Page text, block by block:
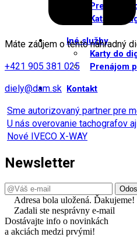
Predaj
Katalóg
Iné služby
Karty do
Prenájom
Kontakt
Máte záujem o tento náhradný
+421 905 381 025
diely@dam.sk
Sme autorizovaný partner pre
U nás overovanie tachografov
Nové IVECO X-WAY
Newsletter
Adresa bola uložená. Ďakujeme!
Zadali ste nesprávny e-mail
Dostávajte info o novinkách
a akciách medzi prvými!